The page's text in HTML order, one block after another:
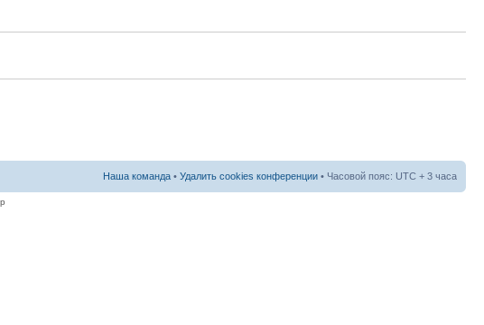
Наша команда • Удалить cookies конференции • Часовой пояс: UTC + 3 часа